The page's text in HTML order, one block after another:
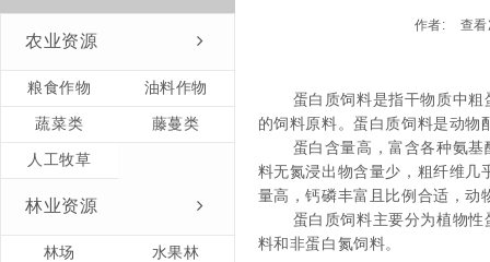
农业资源
粮食作物 油料作物
蔬菜类 藤蔓类
人工牧草
林业资源
林场 水果林
作者: 查
蛋白质饲料是指干物质中
的饲料原料。蛋白质饲料是动
蛋白含量高，富含各种氨
料无氮浸出物含量少，粗纤维几
量高，钙磷丰富且比例合适，动
蛋白质饲料主要分为植物
料和非蛋白氮饲料。